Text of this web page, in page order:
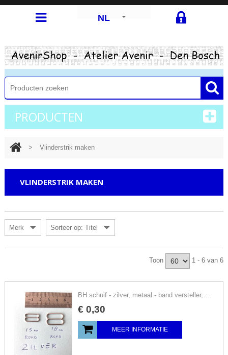
NL
PRODUCTEN
> Vlinderstrik maken
VLINDERSTRIK MAKEN
Merk Sorteer op: Titel
Toon 1 - 6 van 6
BH schuif - zilver, metaal - band versteller, schuifgesp, schuiver, voor vlinderstrik
€ 0,30
MEER INFORMATIE